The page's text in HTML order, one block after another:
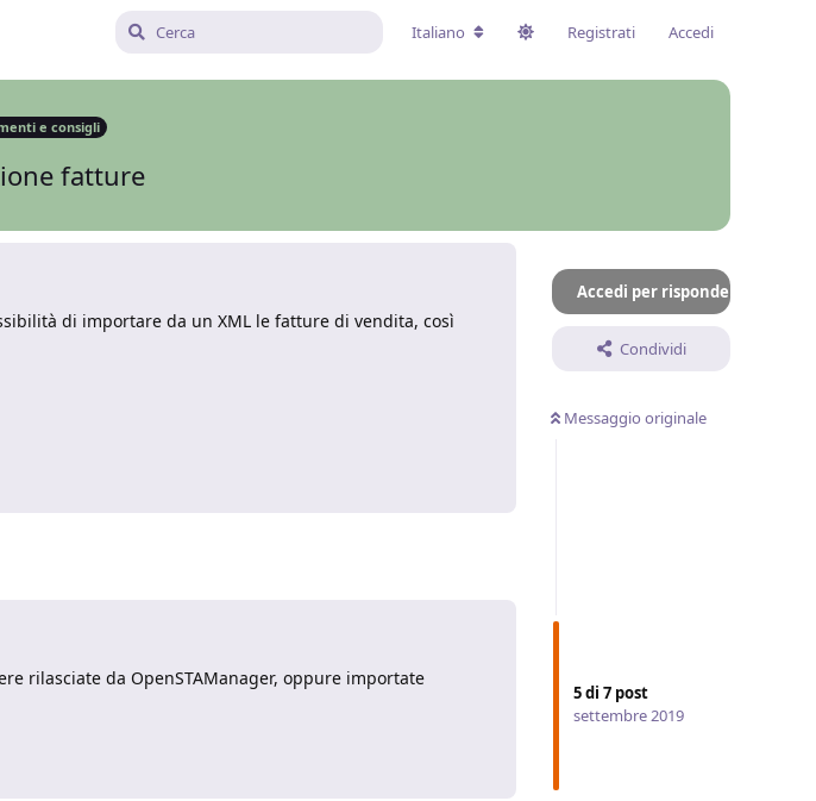
Italiano Registrati Accedi
e consigli
fatture
Accedi per rispondere
Condividi
Messaggio originale
5di 7 post
settembre 2019
di importare da un XML le fatture di vendita, così
rilasciate da OpenSTAManager, oppure importate